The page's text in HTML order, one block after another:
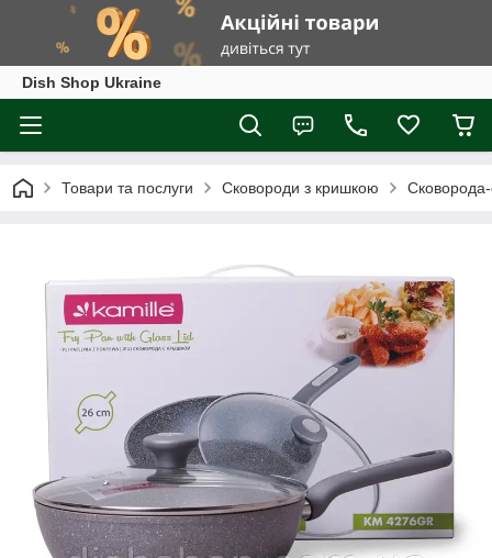
Dish Shop Ukraine
Товари та послуги Сковороди з кришкою Сковорода-